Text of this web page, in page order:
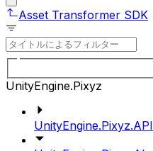
Asset Transformer SDK
UnityEngine.Pixyz
UnityEngine.Pixyz.API